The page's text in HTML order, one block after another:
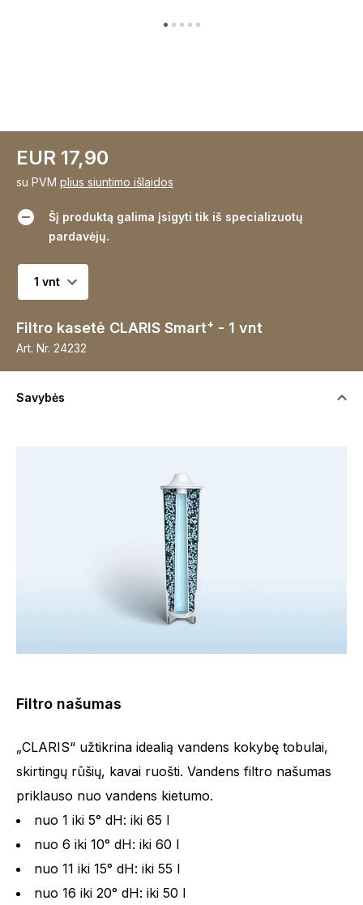
EUR 17,90
su PVM plius siuntimo išlaidos
Šį produktą galima įsigyti tik iš specializuotų
pardavėjų.
Pasirinkite variantą
Filtro kasetė CLARIS Smart+ - 1 vnt
Art. Nr. 24232
Savybės
Filtro našumas
„CLARIS“ užtikrina idealią vandens kokybę tobulai,
skirtingų rūšių, kavai ruošti. Vandens filtro našumas
priklauso nuo vandens kietumo.
nuo 1 iki 5° dH: iki 65 l
nuo 6 iki 10° dH: iki 60 l
nuo 11 iki 15° dH: iki 55 l
nuo 16 iki 20° dH: iki 50 l